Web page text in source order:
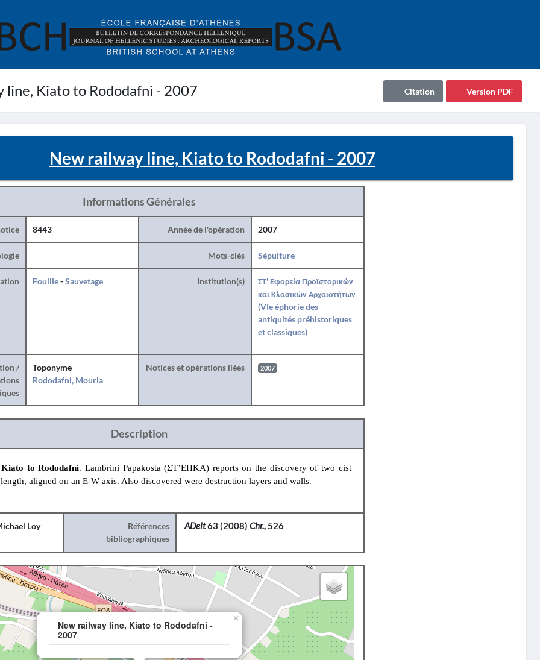
Kiato to Rododafni - 2007 Version PDF
Citation
New railway line, Kiato to Rododafni - 2007
Informations Générales
8443 Année de l'opération 2007
Mots-clés Sépulture
Fouille-Sauvetage Institution(s)
ΣΤ' Εφορεία Προϊστορικών
και Κλασικών Αρχαιοτήτων
(VIe éphorie des
antiquités préhistoriques
et classiques)
/
Toponyme
Rododafni, Mourla
Notices et opérations liées 2007
Description
to Rododafni. Lambrini Papakosta (ΣΤ’ΕΠΚΑ) reports on the discovery of two cist
aligned on an E-W axis. Also discovered were destruction layers and walls.
Loy
Références
bibliographiques
ADelt63 (2008)Chr.,526
New railway line, Kiato to Rododafni -
2007
×